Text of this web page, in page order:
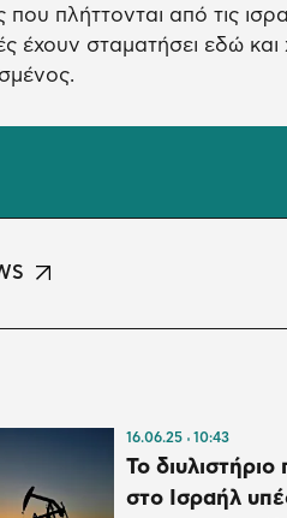
πλήττονται από τις
έχουν σταματήσει εδώ και
16.06.25 10:43
Το
στο Ισραήλ